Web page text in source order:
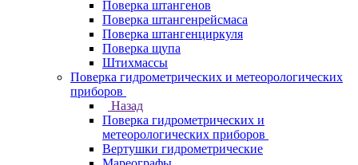
Поверка штангенов
Поверка штангенрейсмаса
Поверка штангенциркуля
Поверка щупа
Штихмассы
Поверка гидрометрических и метеорологических
приборов
Назад
Поверка гидрометрических и
метеорологических приборов
Вертушки гидрометрические